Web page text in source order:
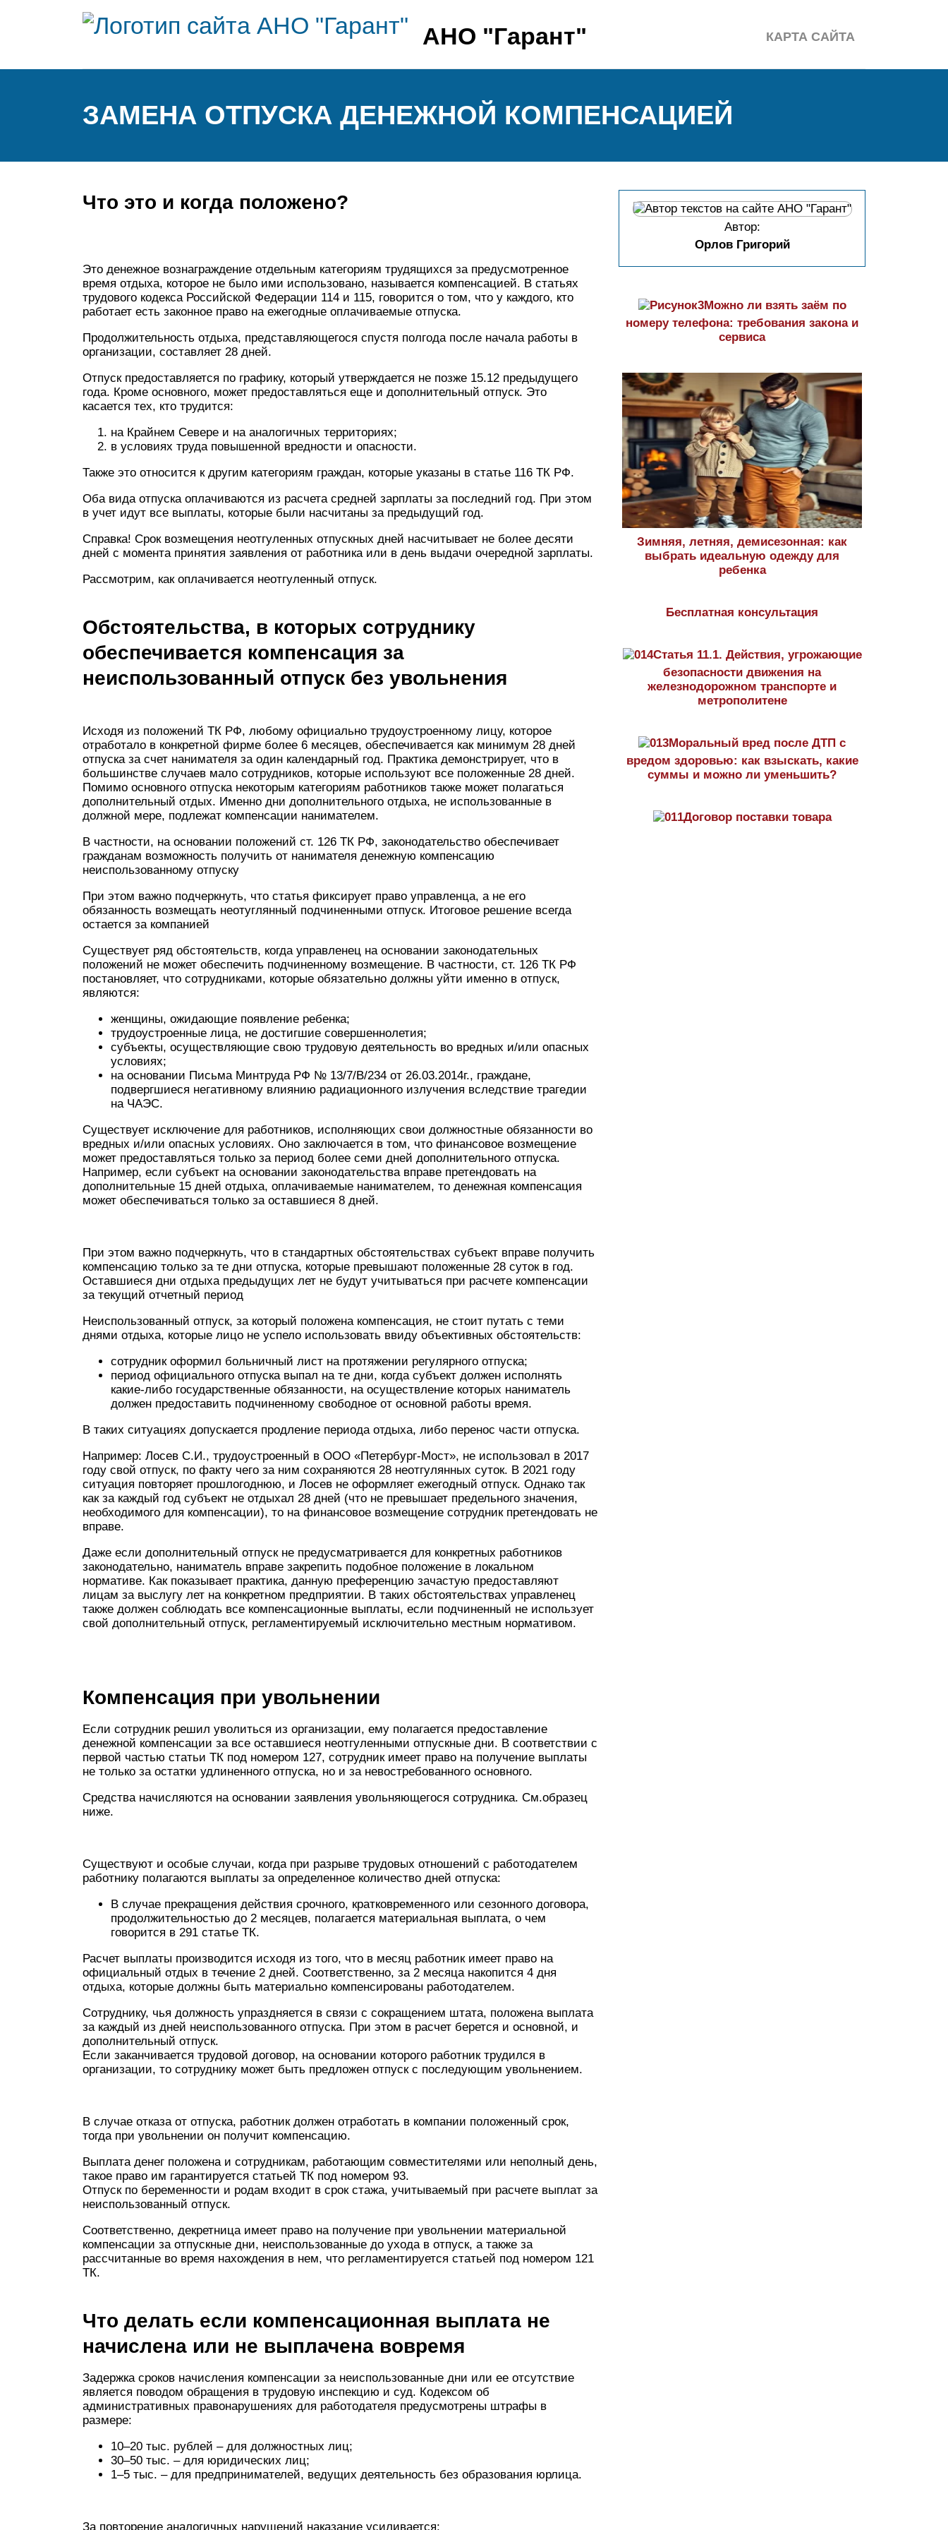
АНО "Гарант" КАРТА САЙТА
ЗАМЕНА ОТПУСКА ДЕНЕЖНОЙ КОМПЕНСАЦИЕЙ
Что это и когда положено?
Это денежное вознаграждение отдельным категориям трудящихся за предусмотренное
время отдыха, которое не было ими использовано, называется компенсацией. В статьях
трудового кодекса Российской Федерации 114 и 115, говорится о том, что у каждого, кто
работает есть законное право на ежегодные оплачиваемые отпуска.
Продолжительность отдыха, представляющегося спустя полгода после начала работы в
организации, составляет 28 дней.
Отпуск предоставляется по графику, который утверждается не позже 15.12 предыдущего
года. Кроме основного, может предоставляться еще и дополнительный отпуск. Это
касается тех, кто трудится:
на Крайнем Севере и на аналогичных территориях;
в условиях труда повышенной вредности и опасности.
Также это относится к другим категориям граждан, которые указаны в статье 116 ТК РФ.
Оба вида отпуска оплачиваются из расчета средней зарплаты за последний год. При этом
в учет идут все выплаты, которые были насчитаны за предыдущий год.
Справка! Срок возмещения неотгуленных отпускных дней насчитывает не более десяти
дней с момента принятия заявления от работника или в день выдачи очередной зарплаты.
Рассмотрим, как оплачивается неотгуленный отпуск.
Обстоятельства, в которых сотруднику
обеспечивается компенсация за
неиспользованный отпуск без увольнения
Исходя из положений ТК РФ, любому официально трудоустроенному лицу, которое
отработало в конкретной фирме более 6 месяцев, обеспечивается как минимум 28 дней
отпуска за счет нанимателя за один календарный год. Практика демонстрирует, что в
большинстве случаев мало сотрудников, которые используют все положенные 28 дней.
Помимо основного отпуска некоторым категориям работников также может полагаться
дополнительный отдых. Именно дни дополнительного отдыха, не использованные в
должной мере, подлежат компенсации нанимателем.
В частности, на основании положений ст. 126 ТК РФ, законодательство обеспечивает
гражданам возможность получить от нанимателя денежную компенсацию
неиспользованному отпуску
При этом важно подчеркнуть, что статья фиксирует право управленца, а не его
обязанность возмещать неотуглянный подчиненными отпуск. Итоговое решение всегда
остается за компанией
Существует ряд обстоятельств, когда управленец на основании законодательных
положений не может обеспечить подчиненному возмещение. В частности, ст. 126 ТК РФ
постановляет, что сотрудниками, которые обязательно должны уйти именно в отпуск,
являются:
женщины, ожидающие появление ребенка;
трудоустроенные лица, не достигшие совершеннолетия;
субъекты, осуществляющие свою трудовую деятельность во вредных и/или опасных
условиях;
на основании Письма Минтруда РФ № 13/7/В/234 от 26.03.2014г., граждане,
подвергшиеся негативному влиянию радиационного излучения вследствие трагедии
на ЧАЭС.
Существует исключение для работников, исполняющих свои должностные обязанности во
вредных и/или опасных условиях. Оно заключается в том, что финансовое возмещение
может предоставляться только за период более семи дней дополнительного отпуска.
Например, если субъект на основании законодательства вправе претендовать на
дополнительные 15 дней отдыха, оплачиваемые нанимателем, то денежная компенсация
может обеспечиваться только за оставшиеся 8 дней.
При этом важно подчеркнуть, что в стандартных обстоятельствах субъект вправе получить
компенсацию только за те дни отпуска, которые превышают положенные 28 суток в год.
Оставшиеся дни отдыха предыдущих лет не будут учитываться при расчете компенсации
за текущий отчетный период
Неиспользованный отпуск, за который положена компенсация, не стоит путать с теми
днями отдыха, которые лицо не успело использовать ввиду объективных обстоятельств:
сотрудник оформил больничный лист на протяжении регулярного отпуска;
период официального отпуска выпал на те дни, когда субъект должен исполнять
какие-либо государственные обязанности, на осуществление которых наниматель
должен предоставить подчиненному свободное от основной работы время.
В таких ситуациях допускается продление периода отдыха, либо перенос части отпуска.
Например: Лосев С.И., трудоустроенный в ООО «Петербург-Мост», не использовал в 2017
году свой отпуск, по факту чего за ним сохраняются 28 неотгулянных суток. В 2021 году
ситуация повторяет прошлогоднюю, и Лосев не оформляет ежегодный отпуск. Однако так
как за каждый год субъект не отдыхал 28 дней (что не превышает предельного значения,
необходимого для компенсации), то на финансовое возмещение сотрудник претендовать не
вправе.
Даже если дополнительный отпуск не предусматривается для конкретных работников
законодательно, наниматель вправе закрепить подобное положение в локальном
нормативе. Как показывает практика, данную преференцию зачастую предоставляют
лицам за выслугу лет на конкретном предприятии. В таких обстоятельствах управленец
также должен соблюдать все компенсационные выплаты, если подчиненный не использует
свой дополнительный отпуск, регламентируемый исключительно местным нормативом.
Компенсация при увольнении
Если сотрудник решил уволиться из организации, ему полагается предоставление
денежной компенсации за все оставшиеся неотгуленными отпускные дни. В соответствии с
первой частью статьи ТК под номером 127, сотрудник имеет право на получение выплаты
не только за остатки удлиненного отпуска, но и за невостребованного основного.
Средства начисляются на основании заявления увольняющегося сотрудника. См.образец
ниже.
Существуют и особые случаи, когда при разрыве трудовых отношений с работодателем
работнику полагаются выплаты за определенное количество дней отпуска:
В случае прекращения действия срочного, кратковременного или сезонного договора,
продолжительностью до 2 месяцев, полагается материальная выплата, о чем
говорится в 291 статье ТК.
Расчет выплаты производится исходя из того, что в месяц работник имеет право на
официальный отдых в течение 2 дней. Соответственно, за 2 месяца накопится 4 дня
отдыха, которые должны быть материально компенсированы работодателем.
Сотруднику, чья должность упраздняется в связи с сокращением штата, положена выплата
за каждый из дней неиспользованного отпуска. При этом в расчет берется и основной, и
дополнительный отпуск.
Если заканчивается трудовой договор, на основании которого работник трудился в
организации, то сотруднику может быть предложен отпуск с последующим увольнением.
В случае отказа от отпуска, работник должен отработать в компании положенный срок,
тогда при увольнении он получит компенсацию.
Выплата денег положена и сотрудникам, работающим совместителями или неполный день,
такое право им гарантируется статьей ТК под номером 93.
Отпуск по беременности и родам входит в срок стажа, учитываемый при расчете выплат за
неиспользованный отпуск.
Соответственно, декретница имеет право на получение при увольнении материальной
компенсации за отпускные дни, неиспользованные до ухода в отпуск, а также за
рассчитанные во время нахождения в нем, что регламентируется статьей под номером 121
ТК.
Что делать если компенсационная выплата не
начислена или не выплачена вовремя
Задержка сроков начисления компенсации за неиспользованные дни или ее отсутствие
является поводом обращения в трудовую инспекцию и суд. Кодексом об
административных правонарушениях для работодателя предусмотрены штрафы в
размере:
10–20 тыс. рублей – для должностных лиц;
30–50 тыс. – для юридических лиц;
1–5 тыс. – для предпринимателей, ведущих деятельность без образования юрлица.
За повторение аналогичных нарушений наказание усиливается:
Автор:
Орлов Григорий
Можно ли взять заём по
номеру телефона: требования закона и
сервиса
Зимняя, летняя, демисезонная: как
выбрать идеальную одежду для
ребенка
Бесплатная консультация
Статья 11.1. Действия, угрожающие
безопасности движения на
железнодорожном транспорте и
метрополитене
Моральный вред после ДТП с
вредом здоровью: как взыскать, какие
суммы и можно ли уменьшить?
Договор поставки товара